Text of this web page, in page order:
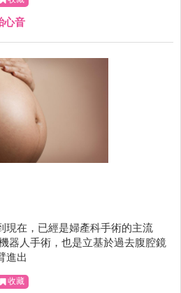
心音
現在，已經是婦產科手術的主流
器人手術，也是立基於過去腹腔鏡
進出
收藏